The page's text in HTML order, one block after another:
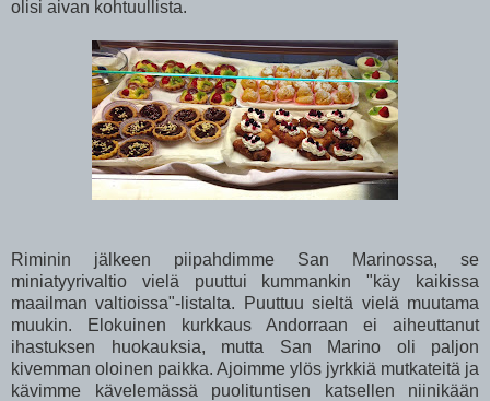
olisi aivan kohtuullista.
Riminin jälkeen piipahdimme San Marinossa, se
miniatyyrivaltio vielä puuttui kummankin "käy kaikissa
maailman valtioissa"-listalta. Puuttuu sieltä vielä muutama
muukin. Elokuinen kurkkaus Andorraan ei aiheuttanut
ihastuksen huokauksia, mutta San Marino oli paljon
kivemman oloinen paikka. Ajoimme ylös jyrkkiä mutkateitä ja
kävimme kävelemässä puolituntisen katsellen niinikään